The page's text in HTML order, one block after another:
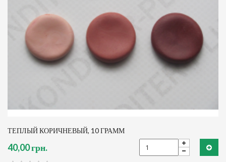
ТЕПЛЫЙ КОРИЧНЕВЫЙ, 10 ГРАММ
40,00 грн.